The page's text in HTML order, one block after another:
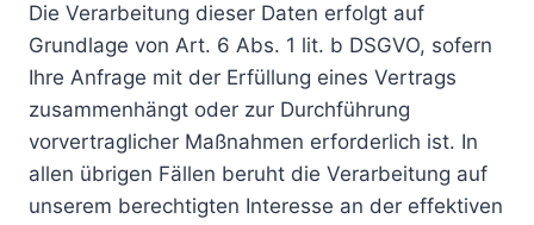
Die Verarbeitung dieser Daten erfolgt auf
Grundlage von Art. 6 Abs. 1 lit. b DSGVO, sofern
Ihre Anfrage mit der Erfüllung eines Vertrags
zusammenhängt oder zur Durchführung
vorvertraglicher Maßnahmen erforderlich ist. In
allen übrigen Fällen beruht die Verarbeitung auf
unserem berechtigten Interesse an der effektiven